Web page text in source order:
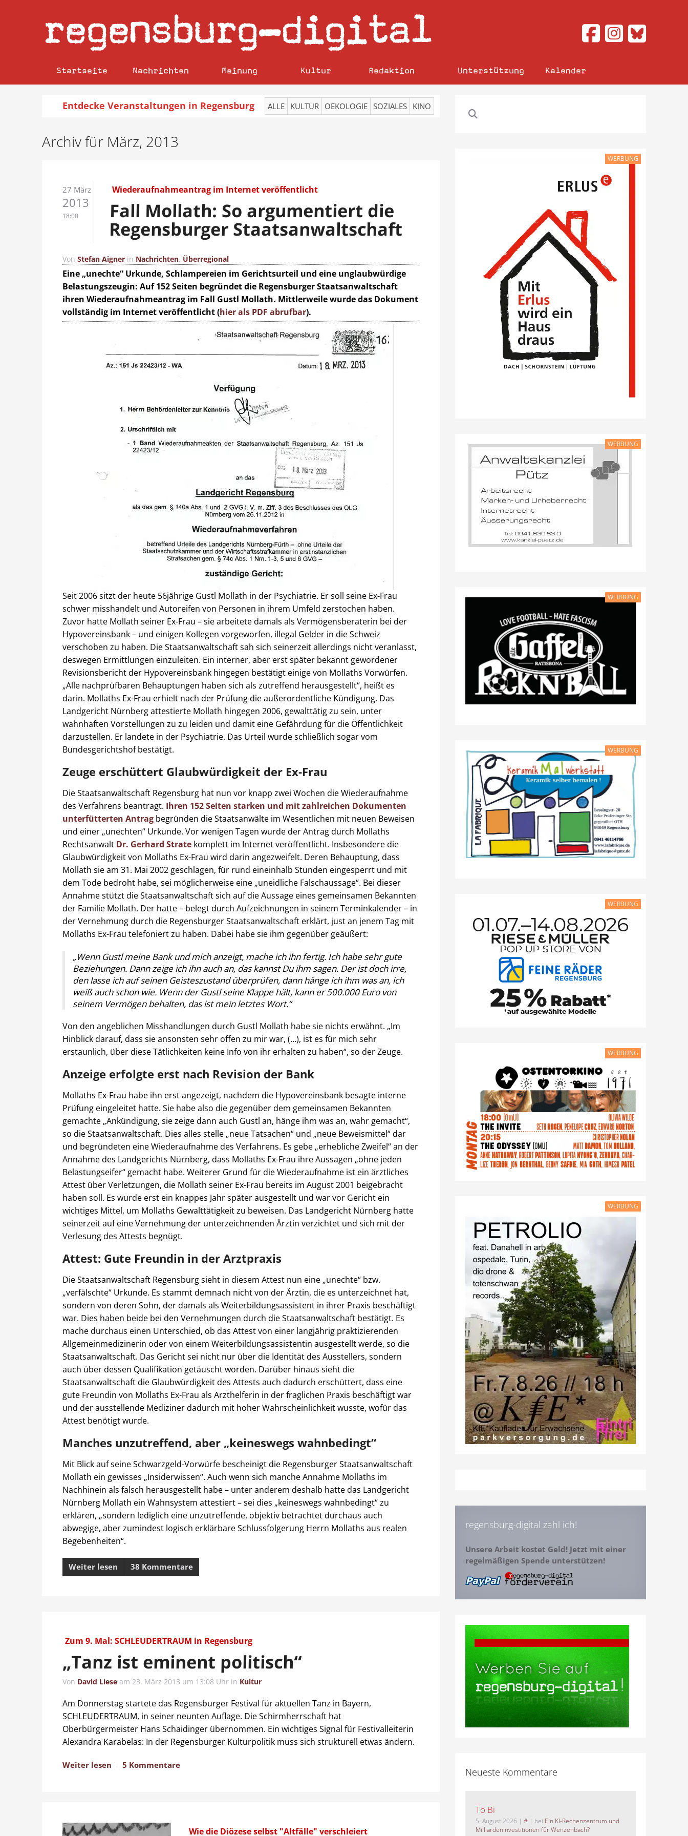
regensburg–digital
Startseite Nachrichten Meinung Kultur Redaktion Unterstützung Kalender
Entdecke Veranstaltungen in Regensburg ALLE KULTUR OEKOLOGIE SOZIALES KINO
Archiv für März, 2013
27 März
2013
18:00
Wiederaufnahmeantrag im Internet veröffentlicht
Fall Mollath: So argumentiert die
Regensburger Staatsanwaltschaft
Von Stefan Aigner in Nachrichten, Überregional
Eine „unechte“ Urkunde, Schlampereien im Gerichtsurteil und eine unglaubwürdige
Belastungszeugin: Auf 152 Seiten begründet die Regensburger Staatsanwaltschaft
ihren Wiederaufnahmeantrag im Fall Gustl Mollath. Mittlerweile wurde das Dokument
vollständig im Internet veröffentlicht (hier als PDF abrufbar).
Seit 2006 sitzt der heute 56jährige Gustl Mollath in der Psychiatrie. Er soll seine Ex-Frau
schwer misshandelt und Autoreifen von Personen in ihrem Umfeld zerstochen haben.
Zuvor hatte Mollath seiner Ex-Frau – sie arbeitete damals als Vermögensberaterin bei der
Hypovereinsbank – und einigen Kollegen vorgeworfen, illegal Gelder in die Schweiz
verschoben zu haben. Die Staatsanwaltschaft sah sich seinerzeit allerdings nicht veranlasst,
deswegen Ermittlungen einzuleiten. Ein interner, aber erst später bekannt gewordener
Revisionsbericht der Hypovereinsbank hingegen bestätigt einige von Mollaths Vorwürfen.
„Alle nachprüfbaren Behauptungen haben sich als zutreffend herausgestellt“, heißt es
darin. Mollaths Ex-Frau erhielt nach der Prüfung die außerordentliche Kündigung. Das
Landgericht Nürnberg attestierte Mollath hingegen 2006, gewalttätig zu sein, unter
wahnhaften Vorstellungen zu zu leiden und damit eine Gefährdung für die Öffentlichkeit
darzustellen. Er landete in der Psychiatrie. Das Urteil wurde schließlich sogar vom
Bundesgerichtshof bestätigt.
Zeuge erschüttert Glaubwürdigkeit der Ex-Frau
Die Staatsanwaltschaft Regensburg hat nun vor knapp zwei Wochen die Wiederaufnahme
des Verfahrens beantragt. Ihren 152 Seiten starken und mit zahlreichen Dokumenten
unterfütterten Antrag begründen die Staatsanwälte im Wesentlichen mit neuen Beweisen
und einer „unechten“ Urkunde. Vor wenigen Tagen wurde der Antrag durch Mollaths
Rechtsanwalt Dr. Gerhard Strate komplett im Internet veröffentlicht. Insbesondere die
Glaubwürdigkeit von Mollaths Ex-Frau wird darin angezweifelt. Deren Behauptung, dass
Mollath sie am 31. Mai 2002 geschlagen, für rund eineinhalb Stunden eingesperrt und mit
dem Tode bedroht habe, sei möglicherweise eine „uneidliche Falschaussage“. Bei dieser
Annahme stützt die Staatsanwaltschaft sich auf die Aussage eines gemeinsamen Bekannten
der Familie Mollath. Der hatte – belegt durch Aufzeichnungen in seinem Terminkalender – in
der Vernehmung durch die Regensburger Staatsanwaltschaft erklärt, just an jenem Tag mit
Mollaths Ex-Frau telefoniert zu haben. Dabei habe sie ihm gegenüber geäußert:
„Wenn Gustl meine Bank und mich anzeigt, mache ich ihn fertig. Ich habe sehr gute
Beziehungen. Dann zeige ich ihn auch an, das kannst Du ihm sagen. Der ist doch irre,
den lasse ich auf seinen Geisteszustand überprüfen, dann hänge ich ihm was an, ich
weiß auch schon wie. Wenn der Gustl seine Klappe hält, kann er 500.000 Euro von
seinem Vermögen behalten, das ist mein letztes Wort.“
Von den angeblichen Misshandlungen durch Gustl Mollath habe sie nichts erwähnt. „Im
Hinblick darauf, dass sie ansonsten sehr offen zu mir war, (…), ist es für mich sehr
erstaunlich, über diese Tätlichkeiten keine Info von ihr erhalten zu haben“, so der Zeuge.
Anzeige erfolgte erst nach Revision der Bank
Mollaths Ex-Frau habe ihn erst angezeigt, nachdem die Hypovereinsbank besagte interne
Prüfung eingeleitet hatte. Sie habe also die gegenüber dem gemeinsamen Bekannten
gemachte „Ankündigung, sie zeige dann auch Gustl an, hänge ihm was an, wahr gemacht“,
so die Staatsanwaltschaft. Dies alles stelle „neue Tatsachen“ und „neue Beweismittel“ dar
und begründeten eine Wiederaufnahme des Verfahrens. Es gebe „erhebliche Zweifel“ an der
Annahme des Landgerichts Nürnberg, dass Mollaths Ex-Frau ihre Aussagen „ohne jeden
Belastungseifer“ gemacht habe. Weiterer Grund für die Wiederaufnahme ist ein ärztliches
Attest über Verletzungen, die Mollath seiner Ex-Frau bereits im August 2001 beigebracht
haben soll. Es wurde erst ein knappes Jahr später ausgestellt und war vor Gericht ein
wichtiges Mittel, um Mollaths Gewalttätigkeit zu beweisen. Das Landgericht Nürnberg hatte
seinerzeit auf eine Vernehmung der unterzeichnenden Ärztin verzichtet und sich mit der
Verlesung des Attests begnügt.
Attest: Gute Freundin in der Arztpraxis
Die Staatsanwaltschaft Regensburg sieht in diesem Attest nun eine „unechte“ bzw.
„verfälschte“ Urkunde. Es stammt demnach nicht von der Ärztin, die es unterzeichnet hat,
sondern von deren Sohn, der damals als Weiterbildungsassistent in ihrer Praxis beschäftigt
war. Dies haben beide bei den Vernehmungen durch die Staatsanwaltschaft bestätigt. Es
mache durchaus einen Unterschied, ob das Attest von einer langjährig praktizierenden
Allgemeinmedizinerin oder von einem Weiterbildungsassistentin ausgestellt werde, so die
Staatsanwaltschaft. Das Gericht sei nicht nur über die Identität des Ausstellers, sondern
auch über dessen Qualifikation getäuscht worden. Darüber hinaus sieht die
Staatsanwaltschaft die Glaubwürdigkeit des Attests auch dadurch erschüttert, dass eine
gute Freundin von Mollaths Ex-Frau als Arzthelferin in der fraglichen Praxis beschäftigt war
und der ausstellende Mediziner dadurch mit hoher Wahrscheinlichkeit wusste, wofür das
Attest benötigt wurde.
Manches unzutreffend, aber „keineswegs wahnbedingt“
Mit Blick auf seine Schwarzgeld-Vorwürfe bescheinigt die Regensburger Staatsanwaltschaft
Mollath ein gewisses „Insiderwissen“. Auch wenn sich manche Annahme Mollaths im
Nachhinein als falsch herausgestellt habe – unter anderem deshalb hatte das Landgericht
Nürnberg Mollath ein Wahnsystem attestiert – sei dies „keineswegs wahnbedingt“ zu
erklären, „sondern lediglich eine unzutreffende, objektiv betrachtet durchaus auch
abwegige, aber zumindest logisch erklärbare Schlussfolgerung Herrn Mollaths aus realen
Begebenheiten“.
Weiter lesen 38 Kommentare
Zum 9. Mal: SCHLEUDERTRAUM in Regensburg
„Tanz ist eminent politisch“
Von David Liese am 23. März 2013 um 13:08 Uhr in Kultur
Am Donnerstag startete das Regensburger Festival für aktuellen Tanz in Bayern,
SCHLEUDERTRAUM, in seiner neunten Auflage. Die Schirmherrschaft hat
Oberbürgermeister Hans Schaidinger übernommen. Ein wichtiges Signal für Festivalleiterin
Alexandra Karabelas: In der Regensburger Kulturpolitik muss sich strukturell etwas ändern.
Weiter lesen 5 Kommentare
Wie die Diözese selbst "Altfälle" verschleiert
WERBUNG
WERBUNG
WERBUNG
WERBUNG
WERBUNG
WERBUNG
WERBUNG
regensburg-digital zahl ich!
Unsere Arbeit kostet Geld! Jetzt mit einer
regelmäßigen Spende unterstützen!
Neueste Kommentare
To Bi
5. August 2026 | #| bei Ein KI-Rechenzentrum und
Milliardeninvestitionen für Wenzenbach?